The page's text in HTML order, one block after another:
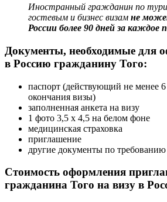
Иностранный гражданин по
гостевым и бизнес визам не
России более 90 дней за каждое
Документы, необходимые для
в Россию гражданину Того:
паспорт (действующий не менее
окончания визы)
заполненная анкета на визу
1 фото 3,5 х 4,5 на белом фоне
медицинская страховка
приглашение
другие документы по требованию
Стоимость оформления
гражданина Того на визу в